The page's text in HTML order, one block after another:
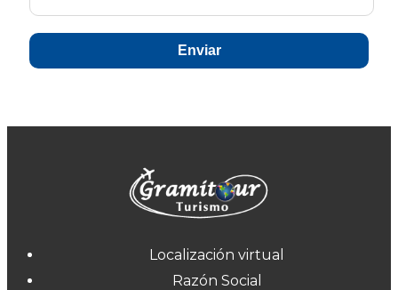
Enviar
Localización virtual
Razón Social